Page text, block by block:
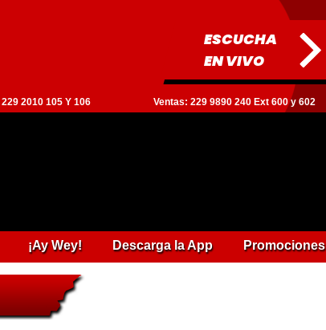
ESCUCHA
EN VIVO
2010 105 Y 106 Ventas: 229 9890 240 Ext 600 y 602
¡Ay Wey! Descarga la App Promociones